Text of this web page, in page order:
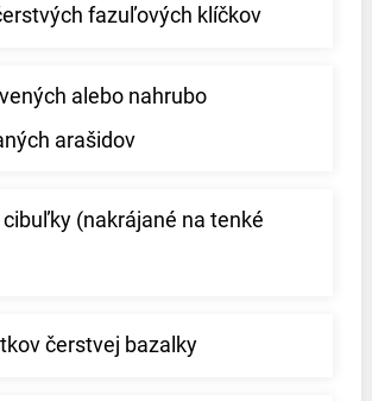
fazuľových klíčkov
alebo nahrubo
arašidov
(nakrájané na tenké
čerstvej bazalky